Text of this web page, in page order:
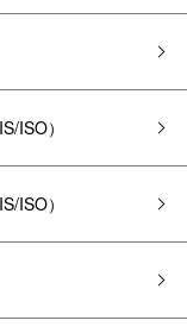
ISO）
ISO）